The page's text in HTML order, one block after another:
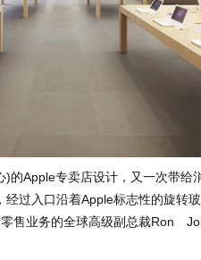
的Apple专卖店设计，又一次带给
过入口沿着Apple标志性的旋转
售业务的全球高级副总裁Ron